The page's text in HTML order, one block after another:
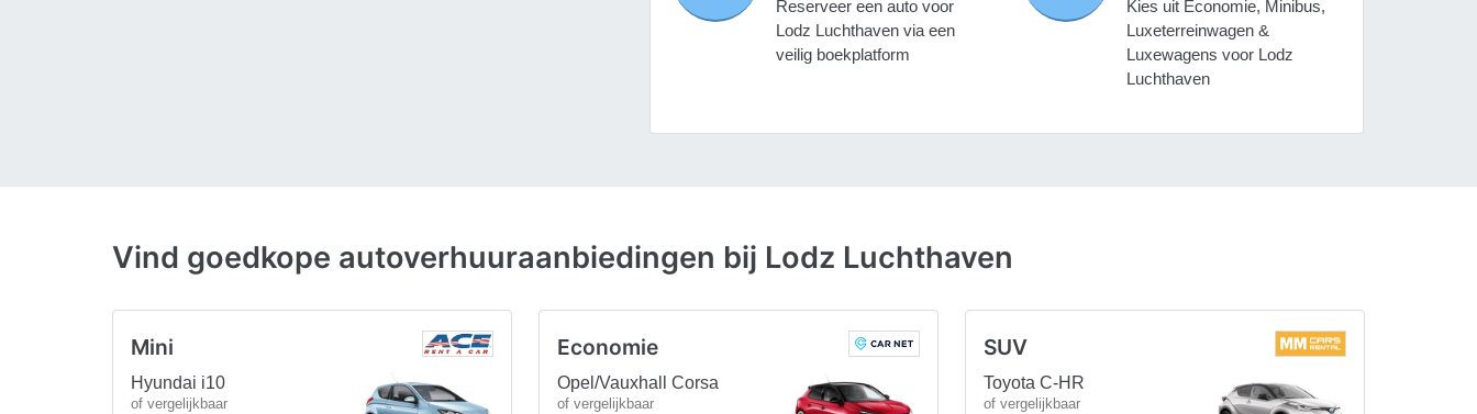
Reserveer een auto voor
Lodz Luchthaven via een
veilig boekplatform
Kies uit Economie, Minibus,
Luxeterreinwagen &
Luxewagens voor Lodz
Luchthaven
Vind goedkope autoverhuuraanbiedingen bij Lodz Luchthaven
Mini
Hyundai i10
of vergelijkbaar
Economie
Opel/Vauxhall Corsa
of vergelijkbaar
SUV
Toyota C-HR
of vergelijkbaar